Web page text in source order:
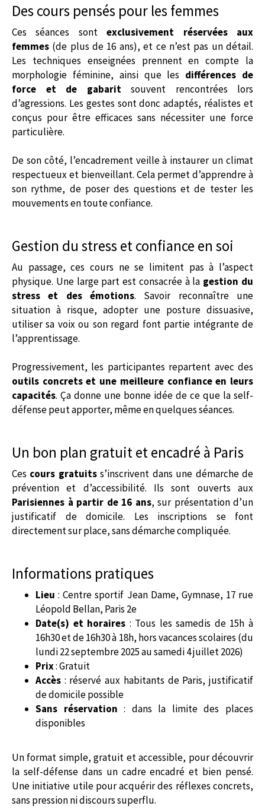
Des cours pensés pour les femmes
Ces séances sontexclusivement réservées aux
femmes (de plus de 16 ans), et ce n’est pas un détail.
Les techniques enseignées prennent en compte la
morphologie féminine, ainsi que les différences de
force et de gabaritsouvent rencontrées lors
d’agressions. Les gestes sont donc adaptés, réalistes et
conçus pour être efficaces sans nécessiter une force
particulière.
De son côté, l’encadrement veille à instaurer un climat
respectueux et bienveillant. Cela permet d’apprendre à
son rythme, de poser des questions et de tester les
mouvements en toute confiance.
Gestion du stress et confiance en soi
Au passage, ces cours ne se limitent pas à l’aspect
physique. Une large part est consacrée à la gestion du
stress et des émotions. Savoir reconnaître une
situation à risque, adopter une posture dissuasive,
utiliser sa voix ou son regard font partie intégrante de
l’apprentissage.
Progressivement, les participantes repartent avec des
outils concrets et une meilleure confiance en leurs
capacités. Ça donne une bonne idée de ce que la self-
défense peut apporter, même en quelques séances.
Un bon plan gratuit et encadré à Paris
Ces cours gratuitss’inscrivent dans une démarche de
prévention et d’accessibilité. Ils sont ouverts aux
Parisiennes à partir de 16 ans, sur présentation d’un
justificatif de domicile. Les inscriptions se font
directement sur place, sans démarche compliquée.
Informations pratiques
Lieu : Centre sportif Jean Dame, Gymnase, 17 rue
Léopold Bellan, Paris 2e
Date(s) et horaires : Tous les samedis de 15h à
16h30 et de 16h30 à 18h, hors vacances scolaires (du
lundi 22 septembre 2025 au samedi 4 juillet 2026)
Prix: Gratuit
Accès : réservé aux habitants de Paris, justificatif
de domicile possible
Sans réservation : dans la limite des places
disponibles
Un format simple, gratuit et accessible, pour découvrir
la self-défense dans un cadre encadré et bien pensé.
Une initiative utile pour acquérir des réflexes concrets,
sans pression ni discours superflu.